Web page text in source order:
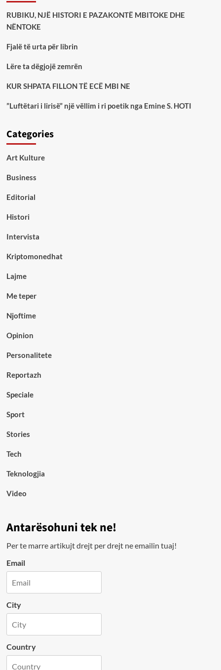
RUBIKU, NJË HISTORI E PAZAKONTË MBITOKE DHE
NËNTOKE
Fjalë të urta për librin
Lëre ta dëgjojë zemrën
KUR SHPATA FILLON TË ECË MBI NE
”Luftëtari i lirisë” një vëllim i ri poetik nga Emine S. HOTI
Categories
Art Kulture
Business
Editorial
Histori
Intervista
Kriptomonedhat
Lajme
Me teper
Njoftime
Opinion
Personalitete
Reportazh
Speciale
Sport
Stories
Tech
Teknologjia
Video
Antarësohuni tek ne!
Per te marre artikujt drejt per drejt ne emailin tuaj!
Email
City
Country